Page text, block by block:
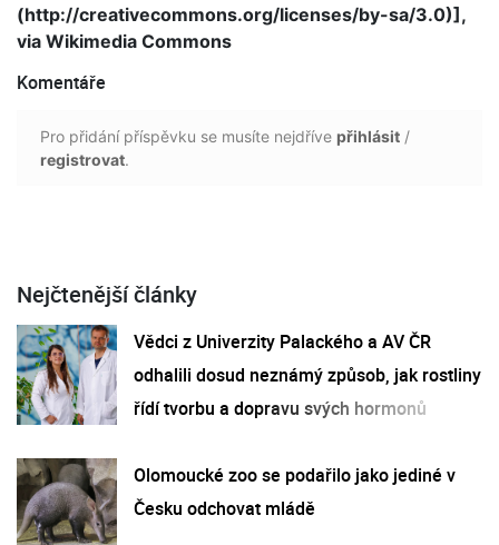
(http://creativecommons.org/licenses/by-sa/3.0)],
via Wikimedia Commons
Komentáře
Pro přidání příspěvku se musíte nejdříve přihlásit /
registrovat.
Nejčtenější články
Vědci z Univerzity Palackého a AV ČR
odhalili dosud neznámý způsob, jak rostliny
řídí tvorbu a dopravu svých hormonů
Olomoucké zoo se podařilo jako jediné v
Česku odchovat mládě